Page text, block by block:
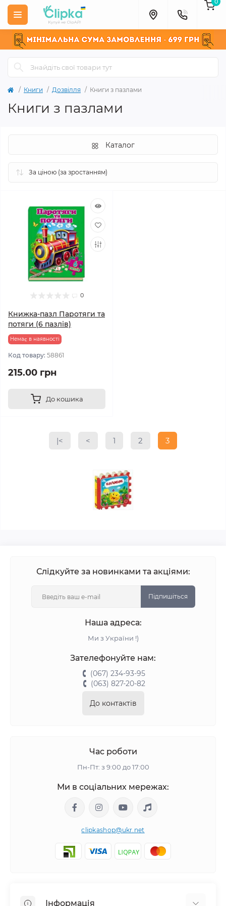
Книги Дозвілля Книги з пазлами
Книги з пазлами
Каталог
0
Книжка-пазл Паротяги та
потяги (6 пазлів)
Немає в наявності
Код товару: 58861
215.00 грн
До кошика
|< < 1 2 3
Слідкуйте за новинками та акціями:
Підпишіться
Наша адреса:
Ми з України !)
Зателефонуйте нам:
(067) 234-93-95
(063) 827-20-82
До контактів
Час роботи
Пн-Пт: з 9:00 до 17:00
Ми в соціальних мережах:
clipkashop@ukr.net
Інформація